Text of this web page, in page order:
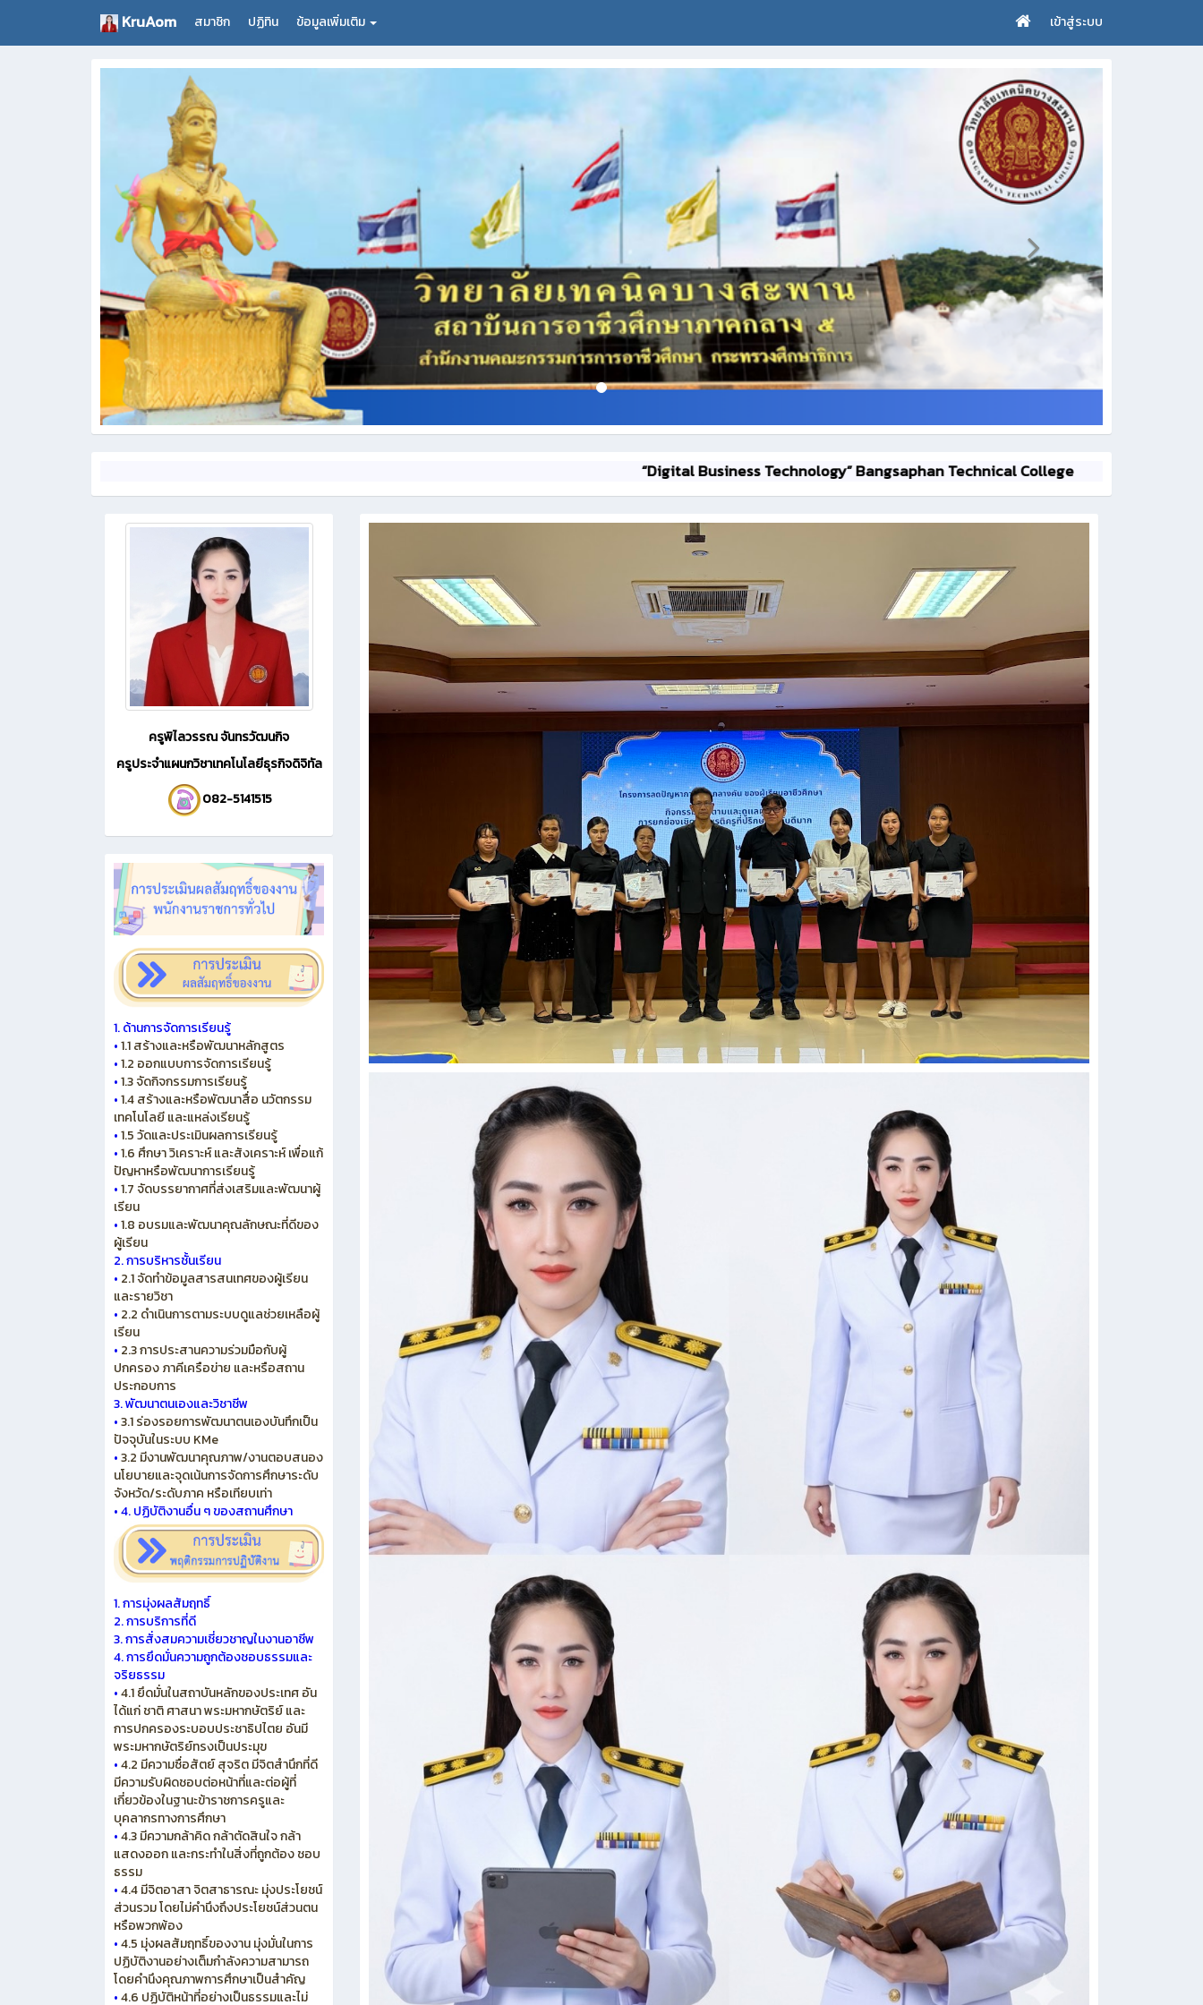
KruAom สมาชิก ปฏิทิน ข้อมูลเพิ่มเติม เข้าสู่ระบบ
“Digital Business Technology” Bangsaphan Technical College
ครูพิไลวรรณ จันทรวัฒนกิจ
ครูประจำแผนกวิชาเทคโนโลยีธุรกิจดิจิทัล
082-5141515
1. ด้านการจัดการเรียนรู้
•1.1 สร้างและหรือพัฒนาหลักสูตร
•1.2 ออกแบบการจัดการเรียนรู้
•1.3 จัดกิจกรรมการเรียนรู้
•1.4 สร้างและหรือพัฒนาสื่อ นวัตกรรม
เทคโนโลยี และแหล่งเรียนรู้
•1.5 วัดและประเมินผลการเรียนรู้
•1.6 ศึกษา วิเคราะห์ และสังเคราะห์ เพื่อแก้
ปัญหาหรือพัฒนาการเรียนรู้
•1.7 จัดบรรยากาศที่ส่งเสริมและพัฒนาผู้
เรียน
•1.8 อบรมและพัฒนาคุณลักษณะที่ดีของ
ผู้เรียน
2. การบริหารชั้นเรียน
• 2.1 จัดทำข้อมูลสารสนเทศของผู้เรียน
และรายวิชา
• 2.2 ดำเนินการตามระบบดูแลช่วยเหลือผู้
เรียน
• 2.3 การประสานความร่วมมือกับผู้
ปกครอง ภาคีเครือข่าย และหรือสถาน
ประกอบการ
3. พัฒนาตนเองและวิชาชีพ
•3.1 ร่องรอยการพัฒนาตนเองบันทึกเป็น
ปัจจุบันในระบบ KMe
•3.2 มีงานพัฒนาคุณภาพ/งานตอบสนอง
นโยบายและจุดเน้นการจัดการศึกษาระดับ
จังหวัด/ระดับภาค หรือเทียบเท่า
•4. ปฏิบัติงานอื่น ๆ ของสถานศึกษา
1. การมุ่งผลสัมฤทธิ์
2. การบริการที่ดี
3. การสั่งสมความเชี่ยวชาญในงานอาชีพ
4. การยึดมั่นความถูกต้องชอบธรรมและ
จริยธรรม
•4.1 ยึดมั่นในสถาบันหลักของประเทศ อัน
ได้แก่ ชาติ ศาสนา พระมหากษัตริย์ และ
การปกครองระบอบประชาธิปไตย อันมี
พระมหากษัตริย์ทรงเป็นประมุข
•4.2 มีความซื่อสัตย์ สุจริต มีจิตสำนึกที่ดี
มีความรับผิดชอบต่อหน้าที่และต่อผู้ที่
เกี่ยวข้องในฐานะข้าราชการครูและ
บุคลากรทางการศึกษา
•4.3 มีความกล้าคิด กล้าตัดสินใจ กล้า
แสดงออก และกระทำในสิ่งที่ถูกต้อง ชอบ
ธรรม
•4.4 มีจิตอาสา จิตสาธารณะ มุ่งประโยชน์
ส่วนรวม โดยไม่คำนึงถึงประโยชน์ส่วนตน
หรือพวกพ้อง
•4.5 มุ่งผลสัมฤทธิ์ของงาน มุ่งมั่นในการ
ปฏิบัติงานอย่างเต็มกำลังความสามารถ
โดยคำนึงคุณภาพการศึกษาเป็นสำคัญ
•4.6 ปฏิบัติหน้าที่อย่างเป็นธรรมและไม่